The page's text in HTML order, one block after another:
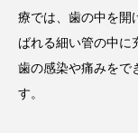
療では、歯の中を開
ばれる細い管の中に
歯の感染や痛みをで
す。